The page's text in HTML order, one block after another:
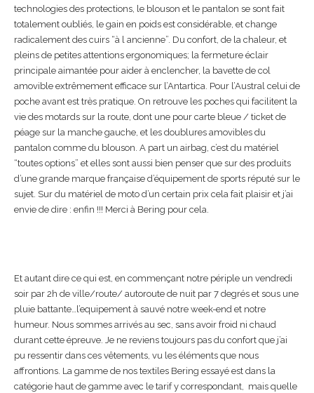
technologies des protections, le blouson et le pantalon se sont fait
totalement oubliés, le gain en poids est considérable, et change
radicalement des cuirs “à l ancienne”. Du confort, de la chaleur, et
pleins de petites attentions ergonomiques; la fermeture éclair
principale aimantée pour aider à enclencher, la bavette de col
amovible extrêmement efficace sur l’Antartica. Pour l’Austral celui de
poche avant est très pratique. On retrouve les poches qui facilitent la
vie des motards sur la route, dont une pour carte bleue / ticket de
péage sur la manche gauche, et les doublures amovibles du
pantalon comme du blouson. A part un airbag, c’est du matériel
“toutes options” et elles sont aussi bien penser que sur des produits
d’une grande marque française d’équipement de sports réputé sur le
sujet. Sur du matériel de moto d’un certain prix cela fait plaisir et j’ai
envie de dire : enfin !!! Merci à Bering pour cela.
Et autant dire ce qui est, en commençant notre périple un vendredi
soir par 2h de ville/route/ autoroute de nuit par 7 degrés et sous une
pluie battante…l’equipement à sauvé notre week-end et notre
humeur. Nous sommes arrivés au sec, sans avoir froid ni chaud
durant cette épreuve. Je ne reviens toujours pas du confort que j’ai
pu ressentir dans ces vêtements, vu les éléments que nous
affrontions. La gamme de nos textiles Bering essayé est dans la
catégorie haut de gamme avec le tarif y correspondant, mais quelle